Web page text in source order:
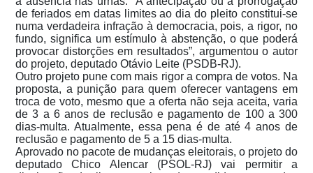
de feriados em datas limites ao dia do pleito constitui-se
numa verdadeira infração à democracia, pois, a rigor, no
fundo, significa um estímulo à abstenção, o que poderá
provocar distorções em resultados”, argumentou o autor
do projeto, deputado Otávio Leite (PSDB-RJ).
Outro projeto pune com mais rigor a compra de votos. Na
proposta, a punição para quem oferecer vantagens em
troca de voto, mesmo que a oferta não seja aceita, varia
de 3 a 6 anos de reclusão e pagamento de 100 a 300
dias-multa. Atualmente, essa pena é de até 4 anos de
reclusão e pagamento de 5 a 15 dias-multa.
Aprovado no pacote de mudanças eleitorais, o projeto do
deputado Chico Alencar (PSOL-RJ) vai permitir a